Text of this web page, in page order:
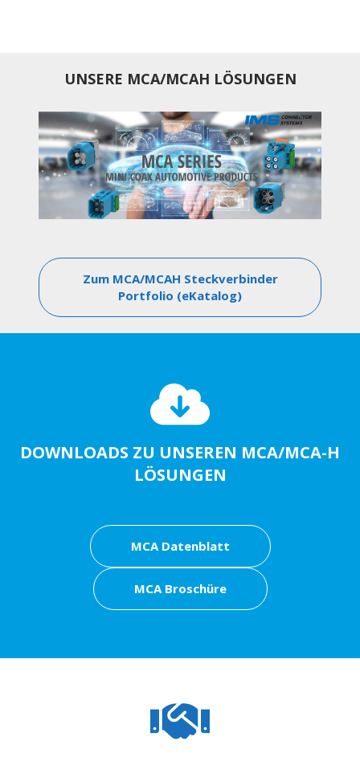
UNSERE MCA/MCAH LÖSUNGEN
Zum MCA/MCAH Steckverbinder
Portfolio (eKatalog)
DOWNLOADS ZU UNSEREN MCA/MCA-H
LÖSUNGEN
MCA Datenblatt
MCA Broschüre